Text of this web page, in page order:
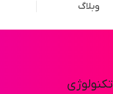
وبلاگ
تکنولوژی